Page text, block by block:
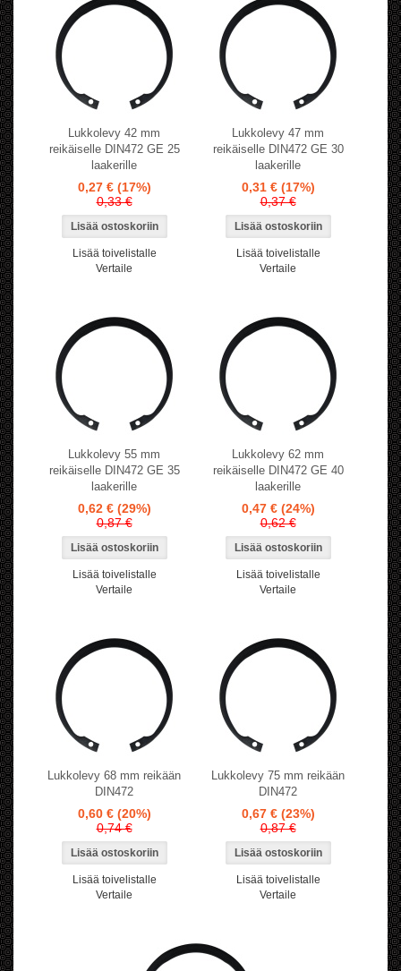
Lukkolevy 42 mm
reikäiselle DIN472 GE 25
laakerille
0,27 € (17%)
0,33 €
Lisää toivelistalle
Vertaile
Lukkolevy 47 mm
reikäiselle DIN472 GE 30
laakerille
0,31 € (17%)
0,37 €
Lisää toivelistalle
Vertaile
Lukkolevy 55 mm
reikäiselle DIN472 GE 35
laakerille
0,62 € (29%)
0,87 €
Lisää toivelistalle
Vertaile
Lukkolevy 62 mm
reikäiselle DIN472 GE 40
laakerille
0,47 € (24%)
0,62 €
Lisää toivelistalle
Vertaile
Lukkolevy 68 mm reikään
DIN472
0,60 € (20%)
0,74 €
Lisää toivelistalle
Vertaile
Lukkolevy 75 mm reikään
DIN472
0,67 € (23%)
0,87 €
Lisää toivelistalle
Vertaile